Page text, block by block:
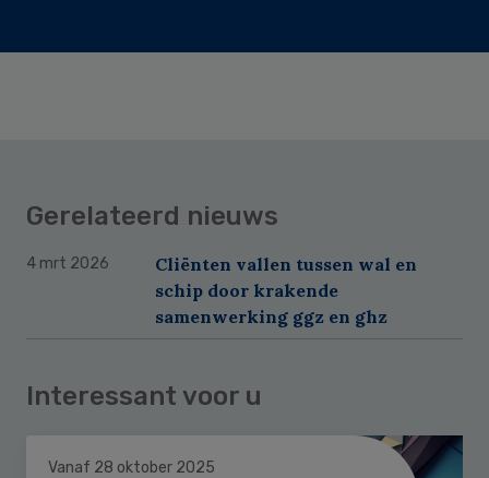
Gerelateerd nieuws
4 mrt 2026
Cliënten vallen tussen wal en
schip door krakende
samenwerking ggz en ghz
Interessant voor u
Vanaf 28 oktober 2025